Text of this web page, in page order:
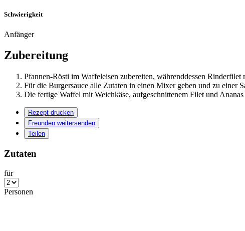
Schwierigkeit
Anfänger
Zubereitung
Pfannen-Rösti im Waffeleisen zubereiten, währenddessen
Für die Burgersauce alle Zutaten in einen Mixer geben und zu einer
Die fertige Waffel mit Weichkäse, aufgeschnittenem Filet und
Rezept drucken
Freunden weitersenden
Teilen
Zutaten
für
Personen